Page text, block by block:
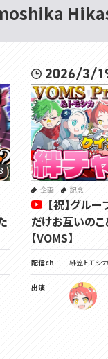
2026/3/
企画 記念
【祝】グル
だけお互いのこ
【VOMS】
配信ch 緋笠トモシ
出演